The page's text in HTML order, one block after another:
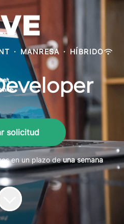
· MANRESA · HÍBRIDO
solicitud
en un plazo deuna semana